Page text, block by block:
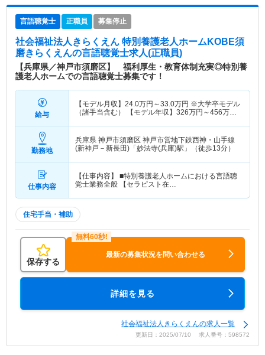
言語聴覚士 正職員 募集停止
社会福祉法人きらくえん 特別養護老人ホームKOBE須
磨きらくえんの言語聴覚士求人(正職員)
【兵庫県／神戸市須磨区】 福利厚生・教育体制充実◎特別養
護老人ホームでの言語聴覚士募集です！
給与
【モデル月収】 24.0万円～33.0万円 ※大学卒モデル
（諸手当含む） 【モデル年収】 326万円～456万円
勤務地
兵庫県 神戸市須磨区 神戸市営地下鉄西神・山手線
(新神戸－新長田)「妙法寺(兵庫)駅」（徒歩13分）
仕事内容
【仕事内容】 ■特別養護老人ホームにおける言語聴
覚士業務全般 【セラピスト在…
住宅手当・補助
保存する
最新の募集状況を問い合わせる
詳細を見る
社会福祉法人きらくえんの求人一覧
更新日：2025/07/10 求人番号：598572